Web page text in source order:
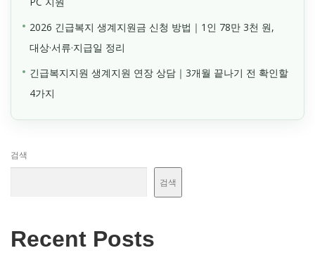
2026 긴급복지 생계지원금 신청 방법｜1인 78만 3천 원,
대상·서류·지급일 정리
긴급복지지원 생계지원 연장 상담｜3개월 끝나기 전 확인할
4가지
검색
검색
Recent Posts